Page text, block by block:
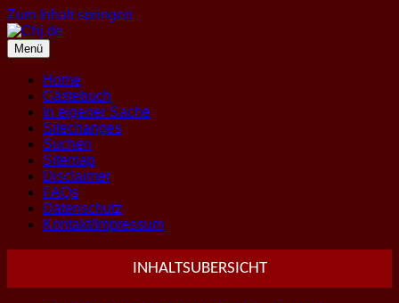
Zum Inhalt springen
Menü
Home
Gästebuch
In eigener Sache
Sitechanges
Suchen
Sitemap
Disclaimer
FAQs
Datenschutz
Kontakt/Impressum
INHALTSUBERSICHT